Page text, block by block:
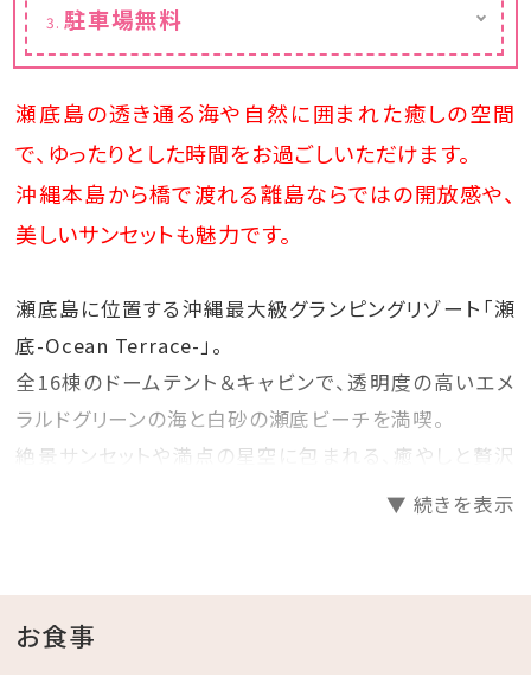
好きなドリンクをお選びいただけます。
対象商品例
・バヤリース など
※対象商品よりお選びいただけます。
アルコール
レモン・ピーチ・カシス・シークワーサー・パイ
ン・梅・JJ・ハイボール
ソフトドリンク
さんぴん茶・パイン・シークワーサー・オレンジ
※グラス交換制
※内容は日によって異なります。どんなドリン
クが楽しめるかは当日のお楽しみです♪
駐車場無料
約20台分の駐車スペースをご用意しておりま
す。
ご予約不要で、無料にてご利用いただけます。
※1部屋につき3台以上でお越しの場合は、必
ず事前にご相談ください。
瀬底島の透き通る海や自然に囲まれた癒しの空間
で、ゆったりとした時間をお過ごしいただけます。
沖縄本島から橋で渡れる離島ならではの開放感や、
美しいサンセットも魅力です。
瀬底島に位置する沖縄最大級グランピングリゾート「瀬
底-Ocean Terrace-」。
全16棟のドームテント＆キャビンで、透明度の高いエメ
ラルドグリーンの海と白砂の瀬底ビーチを満喫。
絶景サンセットや満点の星空に包まれる、癒やしと贅沢
①沖縄本島から橋で行ける手軽な離島リゾート
瀬底島は沖縄本土から車でアクセス可能なため、離島
でありながら手軽に訪れることができます。
▼ 続きを表示
お食事